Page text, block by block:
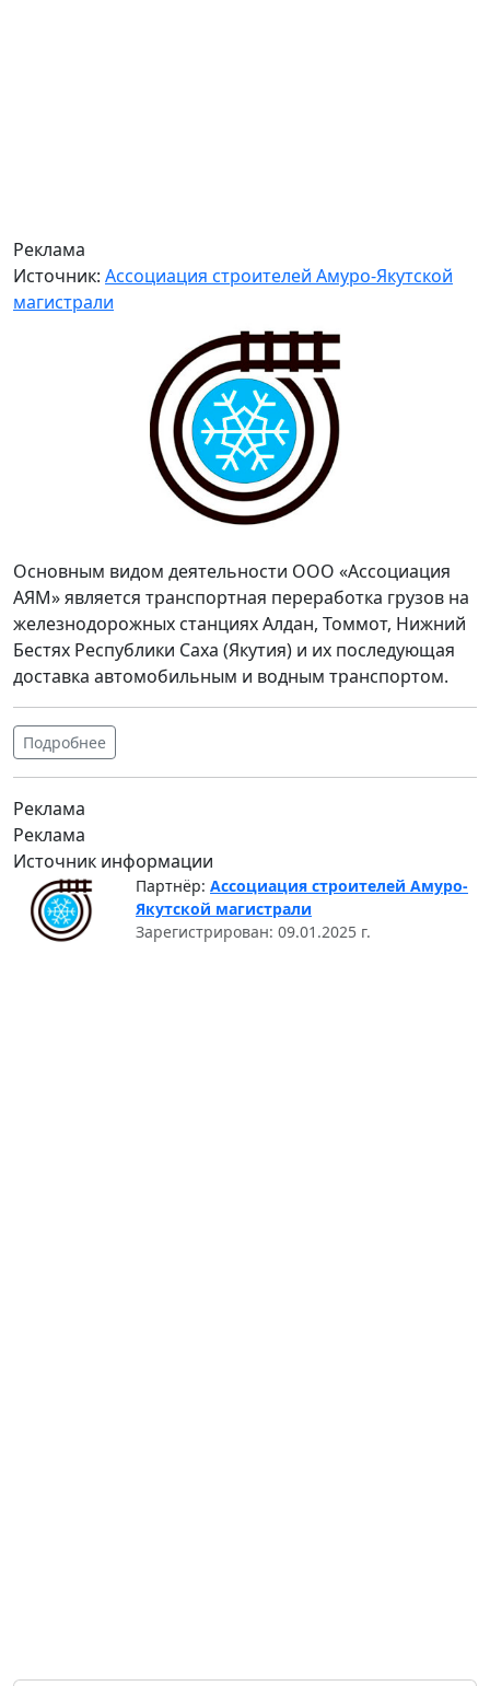
Реклама
Источник: Ассоциация строителей Амуро-Якутской
магистрали
Основным видом деятельности ООО «Ассоциация
АЯМ» является транспортная переработка грузов на
железнодорожных станциях Алдан, Томмот, Нижний
Бестях Республики Саха (Якутия) и их последующая
доставка автомобильным и водным транспортом.
Подробнее
Реклама
Реклама
Источник информации
Партнёр: Ассоциация строителей Амуро-
Якутской магистрали
Зарегистрирован: 09.01.2025 г.